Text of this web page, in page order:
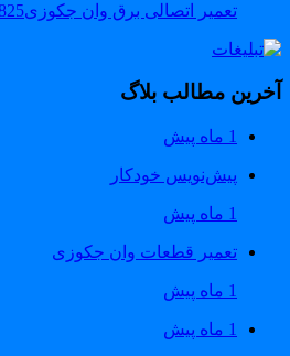
تعمیر اتصالی برق وان جکوزی09121507825
مطالب بلاگ
1 ماه پیش
پیش‌نویس خودکار
تعمیر قطعات وان جکوزی
1 ماه پیش